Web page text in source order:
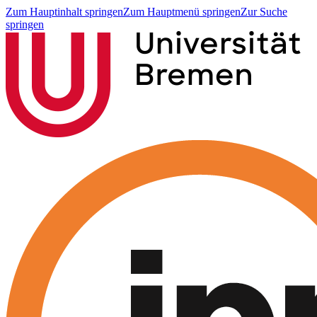
Zum Hauptinhalt springenZum Hauptmenü springenZur Suche
springen